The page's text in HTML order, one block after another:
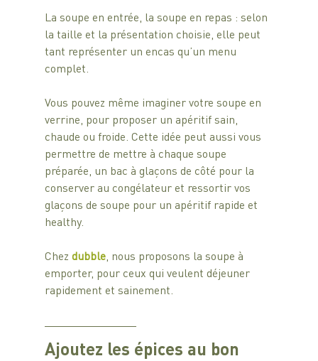
La soupe en entrée, la soupe en repas : selon
la taille et la présentation choisie, elle peut
tant représenter un encas qu’un menu
complet.
Vous pouvez même imaginer votre soupe en
verrine, pour proposer un apéritif sain,
chaude ou froide. Cette idée peut aussi vous
permettre de mettre à chaque soupe
préparée, un bac à glaçons de côté pour la
conserver au congélateur et ressortir vos
glaçons de soupe pour un apéritif rapide et
healthy.
Chez dubble, nous proposons la soupe à
emporter, pour ceux qui veulent déjeuner
rapidement et sainement.
Ajoutez les épices au bon